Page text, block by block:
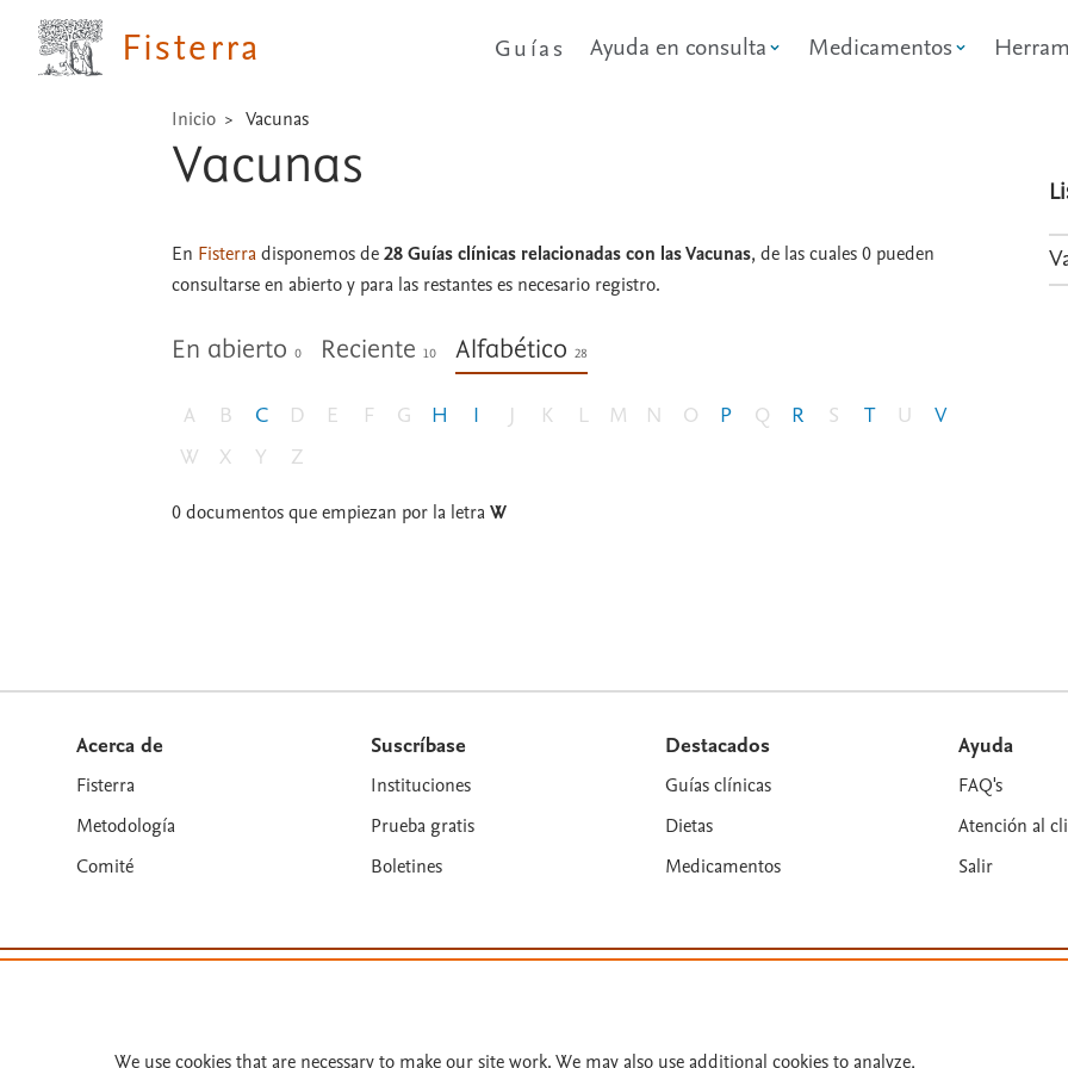
Fisterra Guías Ayuda en consulta Medicamentos
Inicio Vacunas
Vacunas
En Fisterradisponemos de28 Guías clínicas relacionadas con las Vacunas, de las cuales 0 pueden
consultarse en abierto y para las restantes es necesario registro.
En abierto 0 Reciente10 Alfabético28
A B C D E F G H I J K L M N O P Q R S T U
V
W
X Y Z
0documentos que empiezan por la letraW
Acerca de
Fisterra
Metodología
Comité
Suscríbase
Instituciones
Prueba gratis
Boletines
Destacados
Guías clínicas
Dietas
Medicamentos
Ayuda
FAQ's
Atención al
Salir
similares. Página actualizada en: Página actualizada en: 31/07/2026.
We use cookies that are necessary to make our site work. We may also use additional cookies to analyze,